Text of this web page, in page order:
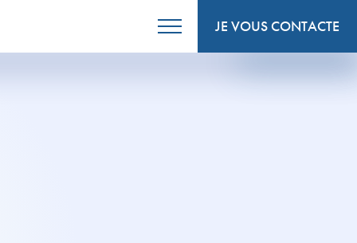
JE VOUS CONTACTE